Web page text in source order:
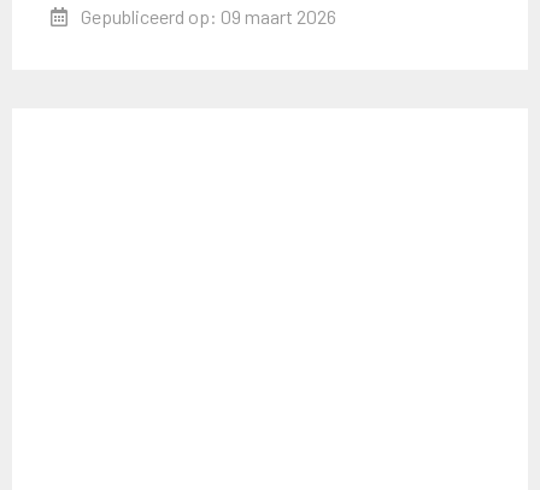
Gepubliceerd op: 09 maart 2026